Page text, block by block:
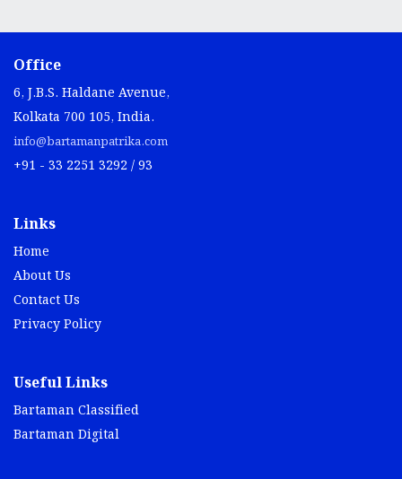
Office
6, J.B.S. Haldane Avenue,
Kolkata 700 105, India.
info@bartamanpatrika.com
+91 - 33 2251 3292 / 93
Links
Home
About Us
Contact Us
Privacy Policy
Useful Links
Bartaman Classified
Bartaman Digital